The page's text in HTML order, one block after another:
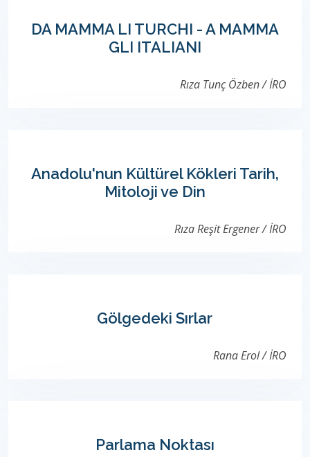
DA MAMMA LI TURCHI - A MAMMA
GLI ITALIANI
Rıza Tunç Özben / İRO
Anadolu'nun Kültürel Kökleri Tarih,
Mitoloji ve Din
Rıza Reşit Ergener / İRO
Gölgedeki Sırlar
Rana Erol / İRO
Parlama Noktası